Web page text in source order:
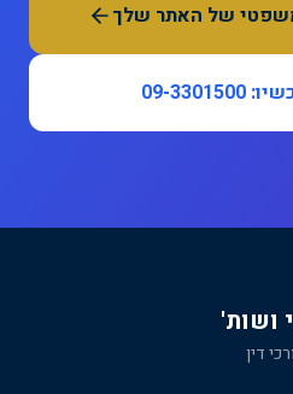
של האתר שלך
ושות'
דין